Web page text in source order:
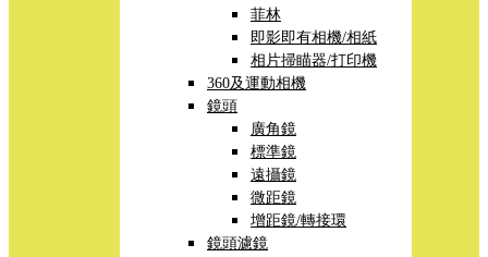
菲林
即影即有相機/相紙
相片掃瞄器/打印機
360及運動相機
鏡頭
廣角鏡
標準鏡
遠攝鏡
微距鏡
增距鏡/轉接環
鏡頭濾鏡